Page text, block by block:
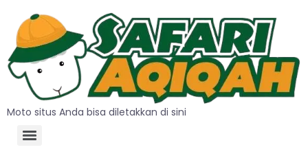
Moto situs Anda bisa diletakkan di sini